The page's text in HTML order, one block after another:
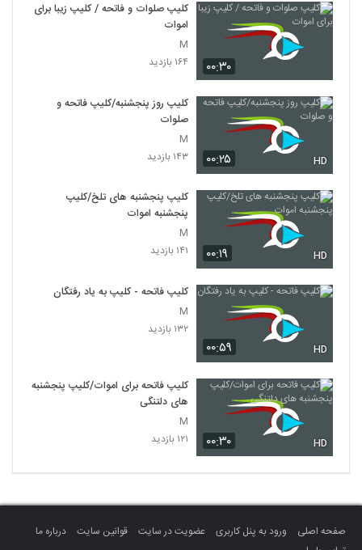
۰۰:۳۰
کلیپ صلوات و فاتحه / کلیپ زیبا برای
اموات
M
۱۶۴ بازدید
۰۰:۲۵ HD
کلیپ روز پنجشنبه/کلیپ فاتحه و
صلوات
M
۱۴۳ بازدید
۰۰:۱۹ HD
کلیپ پنجشنبه های تلخ/کلیپ
پنجشنبه اموات
M
۱۴۱ بازدید
۰۰:۵۹ HD
کلیپ فاتحه - کلیپ به یاد رفتگان
M
۱۳۲ بازدید
۰۰:۳۰ HD
کلیپ فاتحه برای اموات/کلیپ پنجشنبه
های دلتنگی
M
۱۲۱ بازدید
صفحه اصلی ورود به پنل کاربری عضویت در سایت قوانین سایت
درباره ما